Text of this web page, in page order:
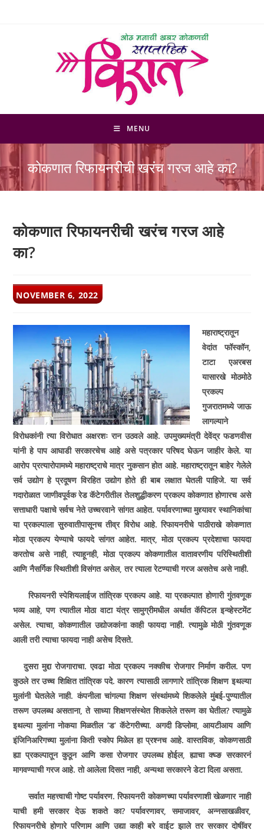
MENU
कोकणात रिफायनरीची खरंच गरज आहे का?
कोकणात रिफायनरीची खरंच गरज आहे
का?
POST
PUBLISHED:
NOVEMBER 6, 2022
महाराष्ट्रातून
वेदांत फॉस्कॉन,
टाटा एअरबस
यासारखे मोठमोठे
प्रकल्प
गुजरातमध्ये जाऊ
लागल्याने
विरोधकांनी त्या विरोधात अक्षरशः रान उठवले आहे. उपमुख्यमंत्री देवेंद्र फडणवीस
यांनी हे पाप आघाडी सरकारचेच आहे असे पत्रकार परिषद घेऊन जाहीर केले. या
आरोप प्रत्यारोपामध्ये महाराष्ट्राचे मात्र नुकसान होत आहे. महाराष्ट्रातून बाहेर गेलेले
सर्व उद्योग हे प्रदूषण विरहित उद्योग होते ही बाब लक्षात घेतली पाहिजे. या सर्व
गदारोळात जाणीवपूर्वक रेड कॅटेगरीतील तेलशुद्धीकरण प्रकल्प कोकणात होणारच असे
सत्ताधारी पक्षाचे सर्वच नेते उच्चरवाने सांगत आहेत. पर्यावरणाच्या मुद्द्यावर स्थानिकांचा
या प्रकल्पाला सुरुवातीपासूनच तीव्र विरोध आहे. रिफायनरीचे पाठीराखे कोकणात
मोठा प्रकल्प येण्याचे फायदे सांगत आहेत. मात्र,मोठा प्रकल्प प्रदेशाचा फायदा
करतोच असे नाही,त्याहूनही,मोठा प्रकल्प कोकणातील वातावरणीय परिस्थितीशी
आणि नैसर्गिक स्थितीशी विसंगत असेल,तर त्याला रेटण्याची गरज असतेच असे नाही.
रिफायनरी स्पेशियलाईज तांत्रिक प्रकल्प आहे. या प्रकल्पात होणारी गुंतवणूक
भव्य आहे,पण त्यातील मोठा वाटा यंत्र सामुग्रीमधील अर्थात कॅपिटल इन्व्हेस्टमेंट
असेल. त्याचा,कोकणातील उद्योजकांना काही फायदा नाही. त्यामुळे मोठी गुंतवणूक
आली तरी त्याचा फायदा नाही असेच दिसते.
दुसरा मुद्दा रोजगाराचा. एवढा मोठा प्रकल्प नक्कीच रोजगार निर्माण करील. पण
कुठले तर उच्च शिक्षित तांत्रिक पदे. कारण त्यासाठी लागणारे तांत्रिक शिक्षण इथल्या
मुलांनी घेतलेले नाही. कंपनीला चांगल्या शिक्षण संस्थांमध्ये शिकलेले मुंबई-पुण्यातील
तरूण उपलब्ध असताना,ते साध्या शिक्षणसंस्थेत शिकलेले तरूण का घेतील?त्यामुळे
इथल्या मुलांना नोक­या मिळतील ‘ड‘कॅटेगरीच्या. अगदी डिप्लोमा,आयटीआय आणि
इंजिनिअरिगच्या मुलांना किती स्कोप मिळेल हा प्रश्नच आहे. वास्तविक,कोकणसाठी
ह्या प्रकल्पातून कुठून आणि कसा रोजगार उपलब्ध होईल,ह्याचा क्घ्ङ सरकारनं
मागवण्याची गरज आहे. तो आलेला दिसत नाही,अन्यथा सरकारने डेटा दिला असता.
सर्वात महत्त्वाची गोष्ट पर्यावरण. रिफायनरी कोकणच्या पर्यावरणाशी खेळणार नाही
याची हमी सरकार देऊ शकते का?पर्यावरणावर,समाजावर, अन्नसाखळीवर,
रिफायनरीचे होणारे परिणाम आणि उद्या काही बरे वाईट झाले तर सरकार दोषींवर